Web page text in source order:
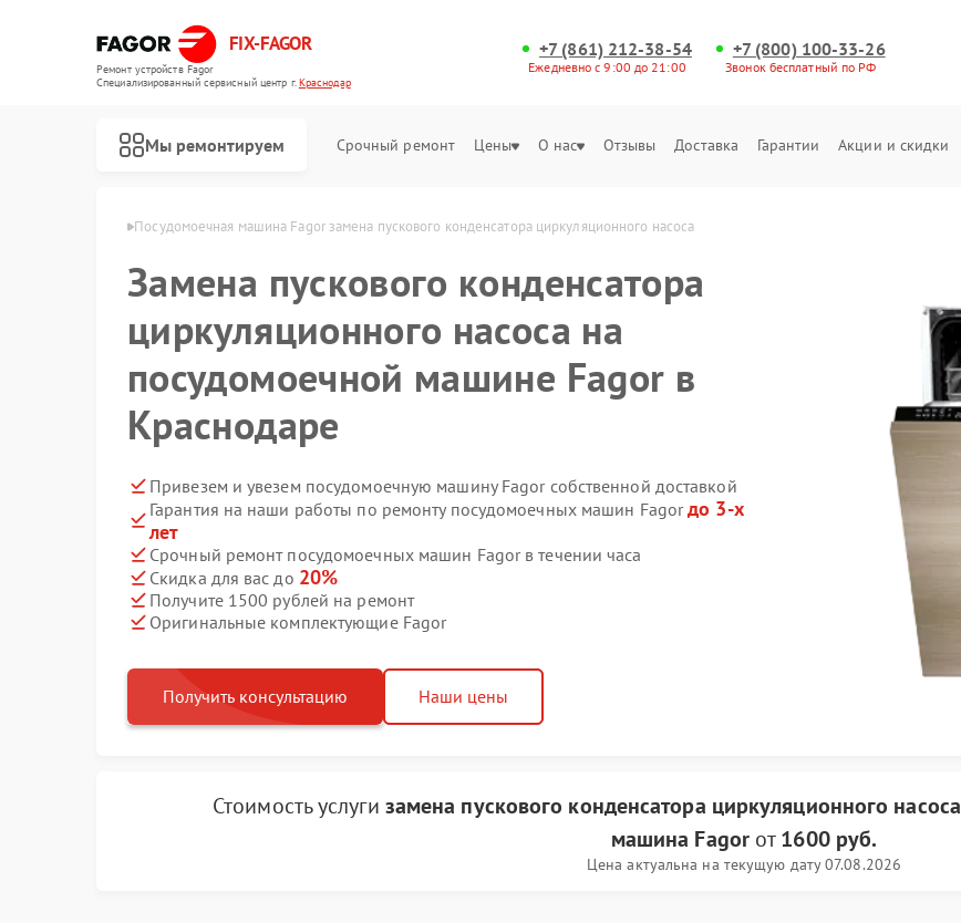
FIX-FAGOR
Ремонт устройств Fagor
Специализированный cервисный центр г.Краснодар
+7 (861) 212-38-54
Ежедневно с 9:00 до 21:00
+7 (800) 100-33-26
Звонок бесплатный по РФ
Мы ремонтируем Срочный ремонт Цены О нас Отзывы Доставка Гарантии Акции и скидки
в Краснодаре Посудомоечная машина Fagor замена пускового конденсатора циркуляционного насоса
Замена пускового конденсатора
циркуляционного насоса на
посудомоечной машине Fagor в
Краснодаре
Привезем и увезем посудомоечную машину Fagor собственной доставкой
Гарантия на наши работы по ремонту посудомоечных машин Fagorдо 3-х
лет
Срочный ремонт посудомоечных машин Fagor в течении часа
Скидка для вас до 20%
Получите 1500 рублей на ремонт
Оригинальные комплектующие Fagor
Получить консультацию Наши цены
Стоимость услуги замена пускового конденсатора циркуляционного насоса
машина Fagorот1600 руб.
Цена актуальна на текущую дату 07.08.2026